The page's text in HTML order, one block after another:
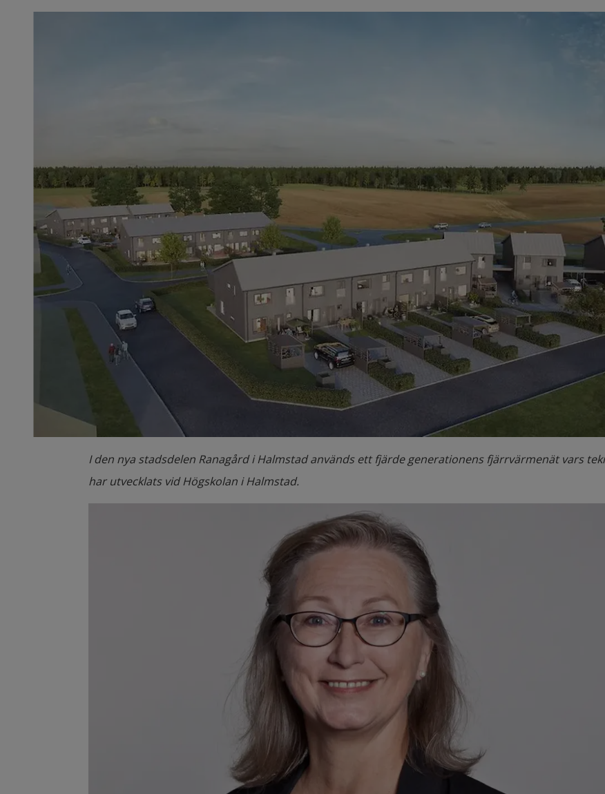
I den nya stadsdelen Ranagård i Halmstad används ett fjärde generationens fjärrvärmenät vars
har utvecklats vid Högskolan i Halmstad.